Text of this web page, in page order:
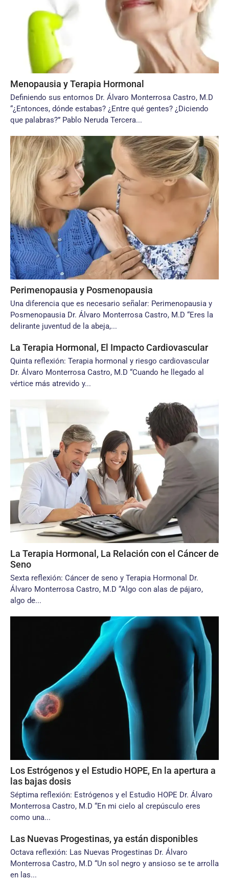
Menopausia y Terapia Hormonal
Definiendo sus entornos Dr. Álvaro Monterrosa Castro, M.D
“¿Entonces, dónde estabas? ¿Entre qué gentes? ¿Diciendo
que palabras?” Pablo Neruda Tercera...
Perimenopausia y Posmenopausia
Una diferencia que es necesario señalar: Perimenopausia y
Posmenopausia Dr. Álvaro Monterrosa Castro, M.D “Eres la
delirante juventud de la abeja,...
La Terapia Hormonal, El Impacto Cardiovascular
Quinta reflexión: Terapia hormonal y riesgo cardiovascular
Dr. Álvaro Monterrosa Castro, M.D “Cuando he llegado al
vértice más atrevido y...
La Terapia Hormonal, La Relación con el Cáncer de
Seno
Sexta reflexión: Cáncer de seno y Terapia Hormonal Dr.
Álvaro Monterrosa Castro, M.D “Algo con alas de pájaro,
algo de...
Los Estrógenos y el Estudio HOPE, En la apertura a
las bajas dosis
Séptima reflexión: Estrógenos y el Estudio HOPE Dr. Álvaro
Monterrosa Castro, M.D “En mi cielo al crepúsculo eres
como una...
Las Nuevas Progestinas, ya están disponibles
Octava reflexión: Las Nuevas Progestinas Dr. Álvaro
Monterrosa Castro, M.D “Un sol negro y ansioso se te arrolla
en las...